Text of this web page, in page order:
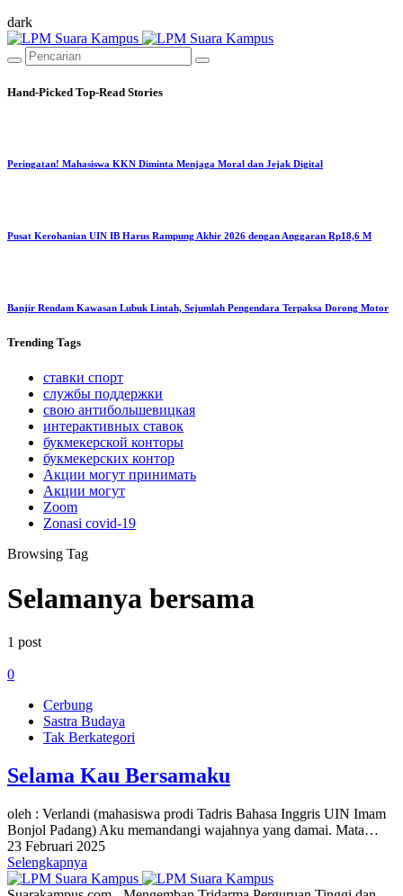
dark
Hand-Picked Top-Read Stories
Peringatan! Mahasiswa KKN Diminta Menjaga Moral dan Jejak Digital
Pusat Kerohanian UIN IB Harus Rampung Akhir 2026 dengan Anggaran Rp18,6 M
Banjir Rendam Kawasan Lubuk Lintah, Sejumlah Pengendara Terpaksa Dorong Motor
Trending Tags
ставки спорт
службы поддержки
свою антибольшевицкая
интерактивных ставок
букмекерской конторы
букмекерских контор
Акции могут принимать
Акции могут
Zoom
Zonasi covid-19
Browsing Tag
Selamanya bersama
1 post
0
Cerbung
Sastra Budaya
Tak Berkategori
Selama Kau Bersamaku
oleh : Verlandi (mahasiswa prodi Tadris Bahasa Inggris UIN Imam
Bonjol Padang) Aku memandangi wajahnya yang damai. Mata…
23 Februari 2025
Selengkapnya